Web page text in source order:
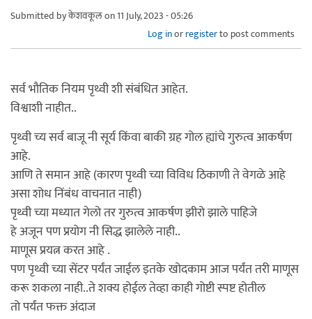
Submitted byकेशवकूलon 11 July, 2023 - 05:26
Log inorregisterto post comments
सर्व भौतिक नियम पृथ्वी शी संबंधित आहेत.
विश्वाशी नाहीत..
पृथ्वी च्य सर्व बाजू नी सूर्य किंवा बाकी ग्रह गोल ह्यांचे गुरुत्व आकर्षण
आहे.
आणि ते समान आहे (कारण पृथ्वी च्या विविध ठिकाणी ते वेगळे आहे
असा शोध निंबंध वाचनात नाही)
पृथ्वी च्या मध्यात गेलो तर गुरुत्व आकर्षण झीरो झाले पाहिजे
हे अजून पण प्रयोग नी सिद्ध झालेले नाही..
माणूस प्रयत्न करत आहे .
पण पृथ्वी च्या सेंटर पर्यंत जाईल इतके खोदकाम आज पर्यंत तरी माणूस
करू शकला नाही..ते शक्य होईल तेव्हा काही गोष्टी स्पष्ट होतील
तो पर्यंत फक्त अंदाज